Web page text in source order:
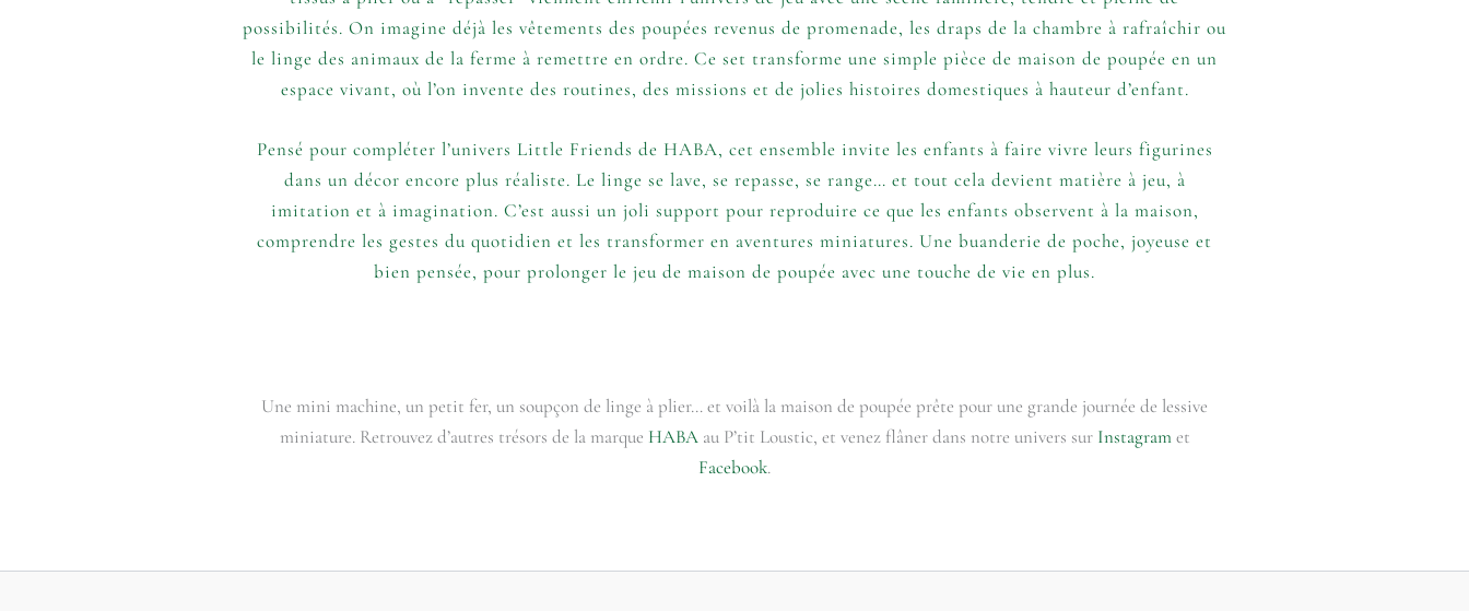
possibilités. On imagine déjà les vêtements des poupées revenus de promenade, les draps de la chambre à rafraîchir ou
le linge des animaux de la ferme à remettre en ordre. Ce set transforme une simple pièce de maison de poupée en un
espace vivant, où l’on invente des routines, des missions et de jolies histoires domestiques à hauteur d’enfant.
Pensé pour compléter l’univers Little Friends de HABA, cet ensemble invite les enfants à faire vivre leurs figurines
dans un décor encore plus réaliste. Le linge se lave, se repasse, se range… et tout cela devient matière à jeu, à
imitation et à imagination. C’est aussi un joli support pour reproduire ce que les enfants observent à la maison,
comprendre les gestes du quotidien et les transformer en aventures miniatures. Une buanderie de poche, joyeuse et
bien pensée, pour prolonger le jeu de maison de poupée avec une touche de vie en plus.
Une mini machine, un petit fer, un soupçon de linge à plier… et voilà la maison de poupée prête pour une grande journée de lessive
miniature. Retrouvez d’autres trésors de la marque HABAau P’tit Loustic, et venez flâner dans notre univers sur Instagramet
Facebook.